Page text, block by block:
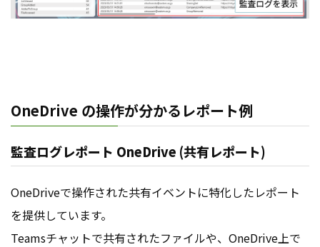
OneDrive の操作が分かるレポート例
監査ログレポート OneDrive (共有レポート)
OneDriveで操作された共有イベントに特化したレポート
を提供しています。
Teamsチャットで共有されたファイルや、OneDrive上で